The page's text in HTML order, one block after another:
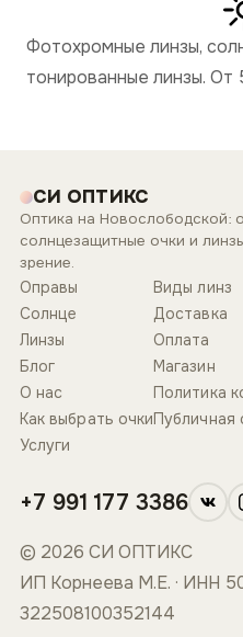
Фотохромные линзы,
тонированные линзы. От
СИ ОПТИКС
Оптика на Новослободской:
солнцезащитные очки и
зрение.
Оправы
Солнце
Линзы
Блог
О нас
Как выбрать очки
Услуги
Виды линз
Доставка
Оплата
Магазин
Политика
Публичная
+7 991 177 3386
© 2026 СИ ОПТИКС
ИП Корнеева М.Е. · ИНН
322508100352144